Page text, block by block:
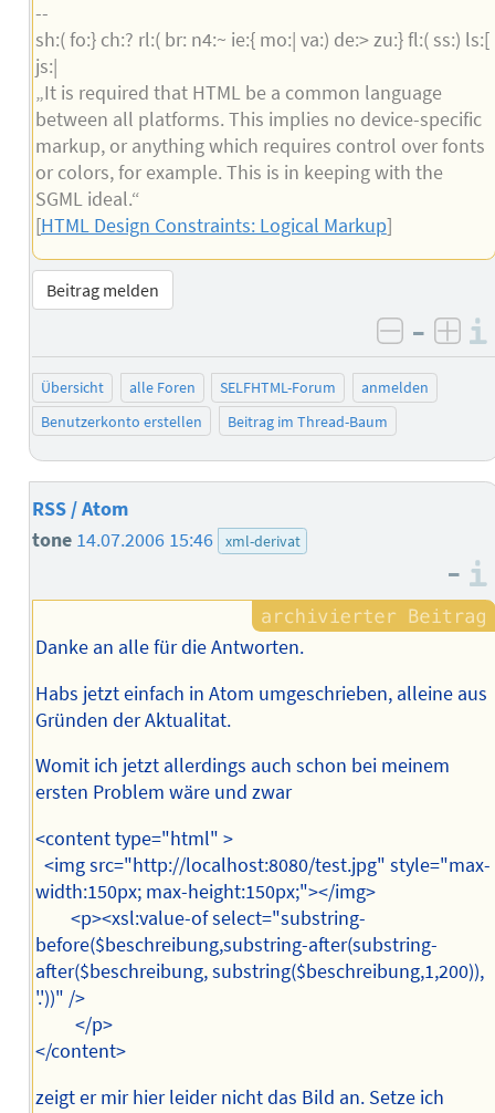
--
sh:( fo:} ch:? rl:( br: n4:~ ie:{ mo:| va:) de:> zu:} fl:( ss:) ls:[
js:|
„It is required that HTML be a common language
between all platforms. This implies no device-specific
markup, or anything which requires control over fonts
or colors, for example. This is in keeping with the
SGML ideal.“
[HTML Design Constraints: Logical Markup]
Beitrag melden
negativ
–
Übersicht alle Foren SELFHTML-Forum
anmelden
Benutzerkonto erstellen
Beitrag im Thread-Baum
RSS / Atom
tone 14.07.2006 15:46 xml-derivat
–
Danke an alle für die Antworten.
Habs jetzt einfach in Atom umgeschrieben, alleine aus
Gründen der Aktualitat.
Womit ich jetzt allerdings auch schon bei meinem
ersten Problem wäre und zwar
<content type="html" >
<img src="http://localhost:8080/test.jpg" style="max-
width:150px; max-height:150px;"></img>
<p><xsl:value-of select="substring-
before($beschreibung,substring-after(substring-
after($beschreibung, substring($beschreibung,1,200)),
'.'))" />
</p>
</content>
zeigt er mir hier leider nicht das Bild an. Setze ich